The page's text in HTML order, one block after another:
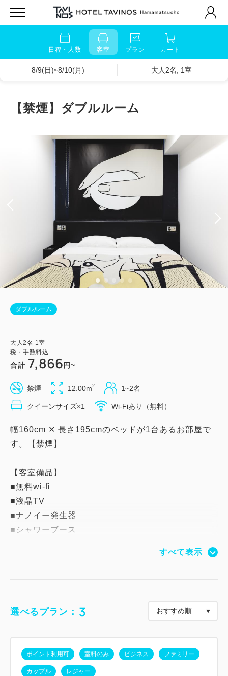
日程・人数 客室 プラン カート
8/9(日)~8/10(月) 大人2名, 1室
【禁煙】ダブルルーム
ダブルルーム
大人2名 1室
税・手数料込
合計 7,866 円~
禁煙 12.00m2 1~2名
クイーンサイズ×1 Wi-Fiあり（無料）
幅160cm ✕ 長さ195cmのベッドが1台あるお部屋で
す。【禁煙】
【客室備品】
■無料wi-fi
■液晶TV
■ナノイー発生器
■シャワーブース
すべて表示
選べるプラン： 3
ポイント利用可 室料のみ ビジネス ファミリー
カップル レジャー